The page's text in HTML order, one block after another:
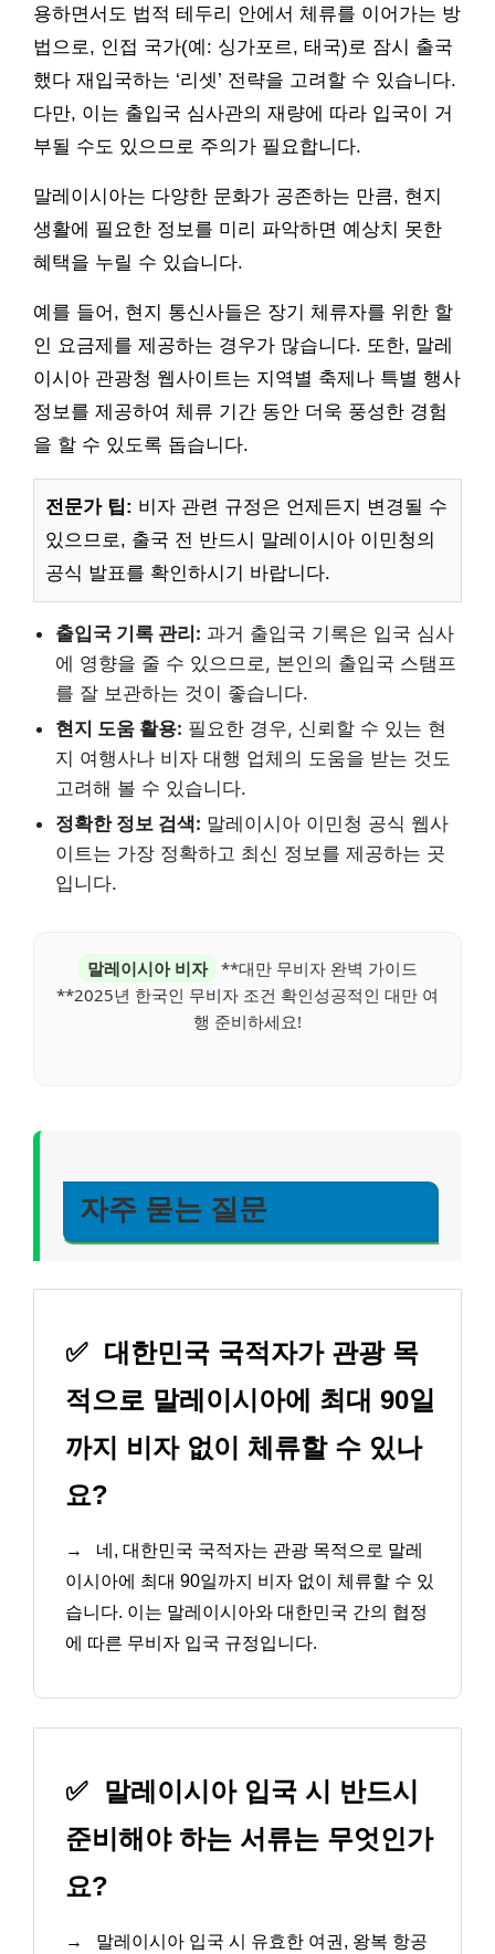
용하면서도 법적 테두리 안에서 체류를 이어가는 방
법으로, 인접 국가(예: 싱가포르, 태국)로 잠시 출국
했다 재입국하는 ‘리셋’ 전략을 고려할 수 있습니다.
다만, 이는 출입국 심사관의 재량에 따라 입국이 거
부될 수도 있으므로 주의가 필요합니다.
말레이시아는 다양한 문화가 공존하는 만큼, 현지
생활에 필요한 정보를 미리 파악하면 예상치 못한
혜택을 누릴 수 있습니다.
예를 들어, 현지 통신사들은 장기 체류자를 위한 할
인 요금제를 제공하는 경우가 많습니다. 또한, 말레
이시아 관광청 웹사이트는 지역별 축제나 특별 행사
정보를 제공하여 체류 기간 동안 더욱 풍성한 경험
을 할 수 있도록 돕습니다.
전문가 팁: 비자 관련 규정은 언제든지 변경될 수
있으므로, 출국 전 반드시 말레이시아 이민청의
공식 발표를 확인하시기 바랍니다.
출입국 기록 관리: 과거 출입국 기록은 입국 심사
에 영향을 줄 수 있으므로, 본인의 출입국 스탬프
를 잘 보관하는 것이 좋습니다.
현지 도움 활용: 필요한 경우, 신뢰할 수 있는 현
지 여행사나 비자 대행 업체의 도움을 받는 것도
고려해 볼 수 있습니다.
정확한 정보 검색: 말레이시아 이민청 공식 웹사
이트는 가장 정확하고 최신 정보를 제공하는 곳
입니다.
말레이시아 비자
**대만 무비자 완벽 가이드
**2025년 한국인 무비자 조건 확인성공적인 대만 여
행 준비하세요!
자주 묻는 질문
✅ 대한민국 국적자가 관광 목
적으로 말레이시아에 최대 90일
까지 비자 없이 체류할 수 있나
요?
→
네, 대한민국 국적자는 관광 목적으로 말레
이시아에 최대 90일까지 비자 없이 체류할 수 있
습니다. 이는 말레이시아와 대한민국 간의 협정
에 따른 무비자 입국 규정입니다.
✅
말레이시아 입국 시 반드시
준비해야 하는 서류는 무엇인가
요?
→
말레이시아 입국 시 유효한 여권, 왕복 항공